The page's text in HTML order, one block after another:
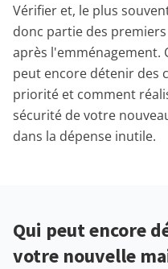
Vérifier et, le plus
donc partie des
après l'emménagement.
peut encore détenir des
priorité et comment
sécurité de votre
dans la dépense inutile.
Qui peut encore
votre nouvelle